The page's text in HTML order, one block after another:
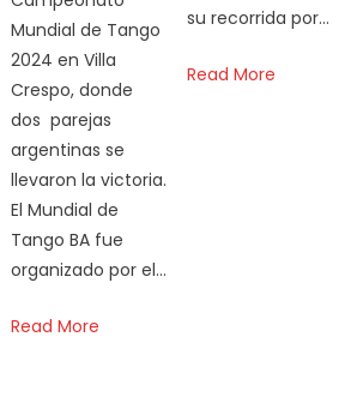
Mundial de Tango
2024 en Villa
Crespo, donde
dos parejas
argentinas se
llevaron la victoria.
El Mundial de
Tango BA fue
organizado por el…
Read More
su recorrida por…
Read More